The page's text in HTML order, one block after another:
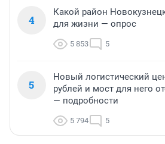
4
Какой район
для жизни — опрос
5 853 5
5
Новый логистический
рублей и мост для него
— подробности
5 794 5